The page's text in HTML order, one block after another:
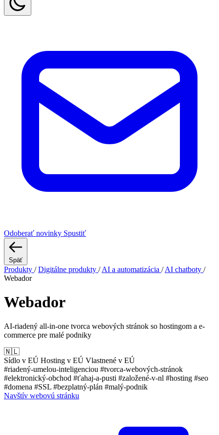
Odoberať novinky Spustiť
Späť
Produkty / Digitálne produkty / AI a automatizácia / AI chatboty /
Webador
Webador
AI-riadený all-in-one tvorca webových stránok so hostingom a e-
commerce pre malé podniky
🇳🇱
Sídlo v EÚ Hosting v EÚ Vlastnené v EÚ
#riadený-umelou-inteligenciou #tvorca-webových-stránok
#elektronický-obchod #ťahaj-a-pusti #založené-v-nl #hosting #seo
#domena #SSL #bezplatný-plán #malý-podnik
Navštív webovú stránku